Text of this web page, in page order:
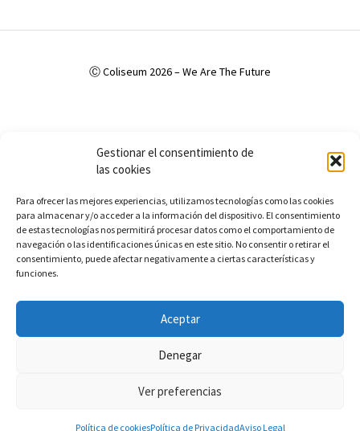
Gestionar el consentimiento de
las cookies
Para ofrecer las mejores experiencias, utilizamos tecnologías como las cookies
para almacenar y/o acceder a la información del dispositivo. El consentimiento
de estas tecnologías nos permitirá procesar datos como el comportamiento de
navegación o las identificaciones únicas en este sitio. No consentir o retirar el
consentimiento, puede afectar negativamente a ciertas características y
funciones.
Aceptar
Denegar
Ver preferencias
Política de cookiesPolítica de PrivacidadAviso Legal
Ⓒ Coliseum 2026 – We Are The Future
Accesibilidad